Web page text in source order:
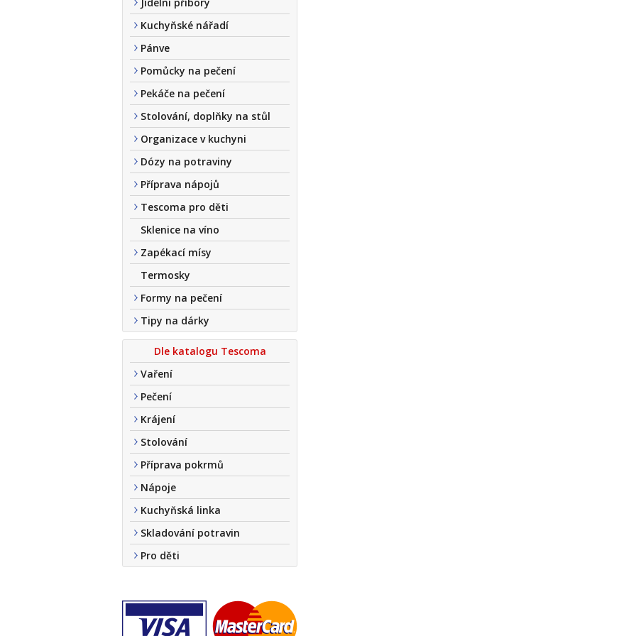
Kuchyňské nářadí
Pánve
Pomůcky na pečení
Pekáče na pečení
Stolování, doplňky na stůl
Organizace v kuchyni
Dózy na potraviny
Příprava nápojů
Tescoma pro děti
Sklenice na víno
Zapékací mísy
Termosky
Formy na pečení
Tipy na dárky
Dle katalogu Tescoma
Vaření
Pečení
Krájení
Stolování
Příprava pokrmů
Nápoje
Kuchyňská linka
Skladování potravin
Pro děti